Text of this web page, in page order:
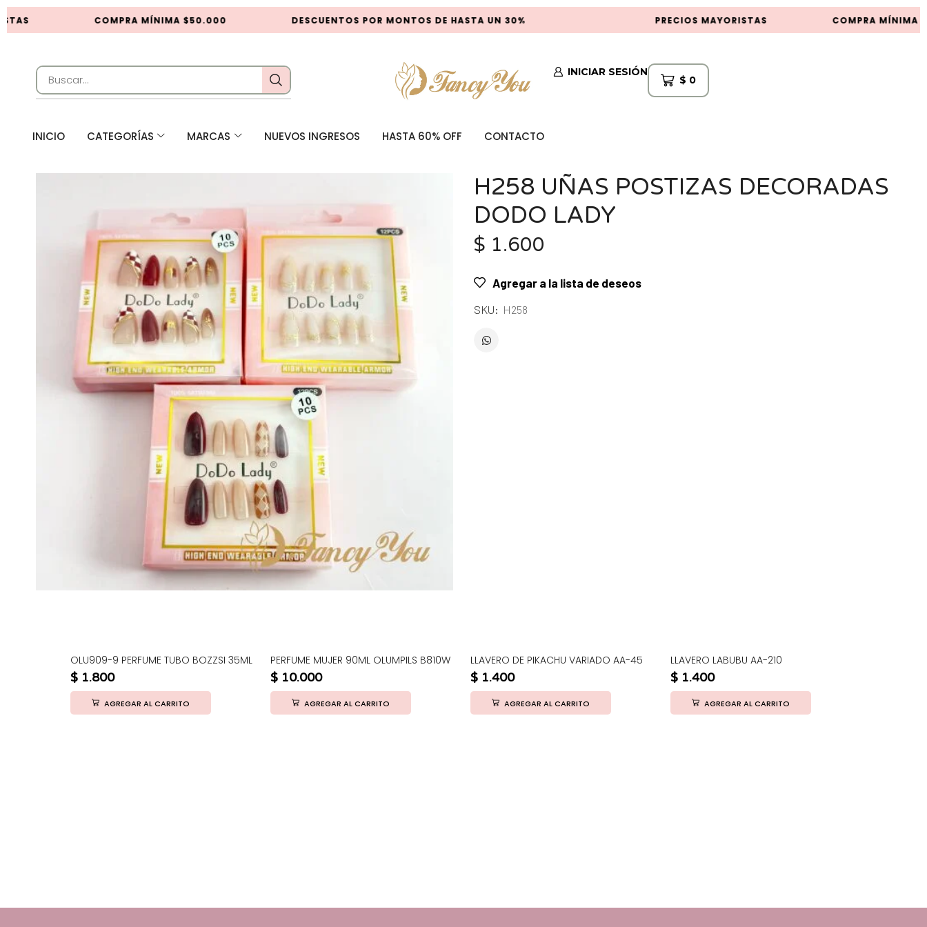
COMPRA MÍNIMA $50.000 DESCUENTOS POR MONTOS DE HASTA UN 30% PRECIOS MAYORISTAS COMPRA MÍNIMA
INICIAR SESIÓN
$ 0
INICIO CATEGORÍAS MARCAS NUEVOS INGRESOS HASTA 60% OFF CONTACTO
H258 UÑAS POSTIZAS DECORADAS
DODO LADY
$ 1.600
Agregar a la lista de deseos
SKU: H258
OLU909-9 PERFUME TUBO BOZZSI 35ML
$ 1.800
AGREGAR AL CARRITO
PERFUME MUJER 90ML OLUMPILS B810W
$ 10.000
AGREGAR AL CARRITO
LLAVERO DE PIKACHU VARIADO AA-45
$ 1.400
AGREGAR AL CARRITO
LLAVERO LABUBU AA-210
$ 1.400
AGREGAR AL CARRITO